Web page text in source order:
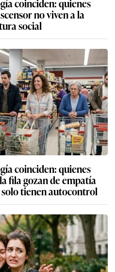
no viven a la
social
coinciden: quienes
fila gozan de empatía
tienen autocontrol